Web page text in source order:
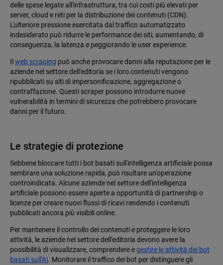
delle spese legate all'infrastruttura, tra cui costi più elevati per
server, cloud e reti per la distribuzione dei contenuti (CDN).
L'ulteriore pressione esercitata dal traffico automatizzato
indesiderato può ridurre le performance dei siti, aumentando, di
conseguenza, la latenza e peggiorando le user experience.
Il web scraping può anche provocare danni alla reputazione per le
aziende nel settore dell'editoria se i loro contenuti vengono
ripubblicati su siti di impersonificazione, aggregazione o
contraffazione. Questi scraper possono introdurre nuove
vulnerabilità in termini di sicurezza che potrebbero provocare
danni per il futuro.
Le strategie di protezione
Sebbene bloccare tutti i bot basati sull'intelligenza artificiale possa
sembrare una soluzione rapida, può risultare un'operazione
controindicata. Alcune aziende nel settore dell'intelligenza
artificiale possono essere aperte a opportunità di partnership o
licenze per creare nuovi flussi di ricavi rendendo i contenuti
pubblicati ancora più visibili online.
Per mantenere il controllo dei contenuti e proteggere le loro
attività, le aziende nel settore dell'editoria devono avere la
possibilità di visualizzare, comprendere egestire le attività dei bot
basati sull'AI. Monitorare il traffico dei bot per distinguere gli